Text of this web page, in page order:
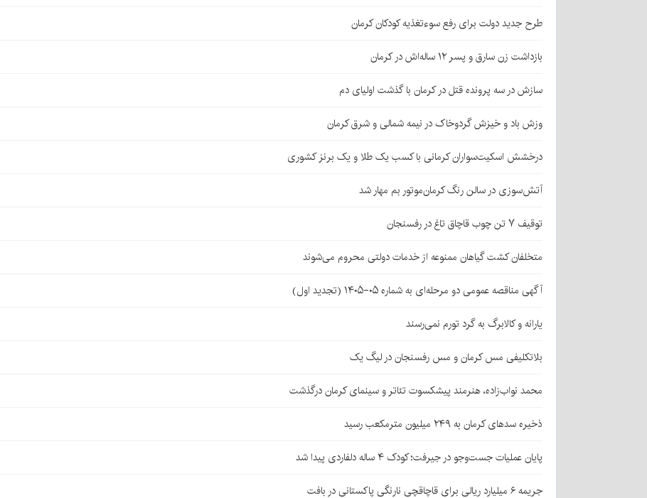
طرح جدید دولت برای رفع سوءتغذیه کودکان کرمان
بازداشت زن سارق و پسر ۱۲ ساله‌اش در کرمان
سازش در سه پرونده قتل در کرمان با گذشت اولیای دم
وزش باد و خیزش گردوخاک در نیمه شمالی و شرق کرمان
درخشش اسکیت‌سواران کرمانی با کسب یک طلا و یک برنز کشوری
آتش‌سوزی در سالن رنگ کرمان‌موتور بم مهار شد
توقیف ۷ تن چوب قاچاق تاغ در رفسنجان
متخلفان کشت گیاهان ممنوعه از خدمات دولتی محروم می‌شوند
آگهی مناقصه عمومی دو مرحله‌ای به شماره ۰۵-۱۴۰۵ (تجدید اول)
یارانه و کالابرگ به گرد تورم نمی‌رسند
بلاتکلیفی مس کرمان و مس رفسنجان در لیگ یک
محمد نواب‌زاده، هنرمند پیشکسوت تئاتر و سینمای کرمان درگذشت
ذخیره سدهای کرمان به ۲۴۹ میلیون مترمکعب رسید
پایان عملیات جست‌وجو در جیرفت؛ کودک ۴ ساله دلفاردی پیدا شد
جریمه ۶ میلیارد ریالی برای قاچاقچی نارنگی پاکستانی در بافت